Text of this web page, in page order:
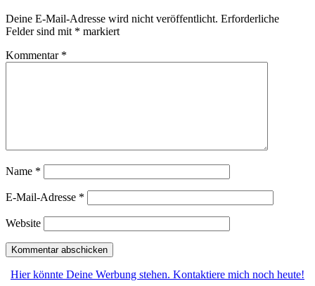
Deine E-Mail-Adresse wird nicht veröffentlicht. Erforderliche
Felder sind mit * markiert
Kommentar *
Name *
E-Mail-Adresse *
Website
Hier könnte Deine Werbung stehen. Kontaktiere mich noch heute!